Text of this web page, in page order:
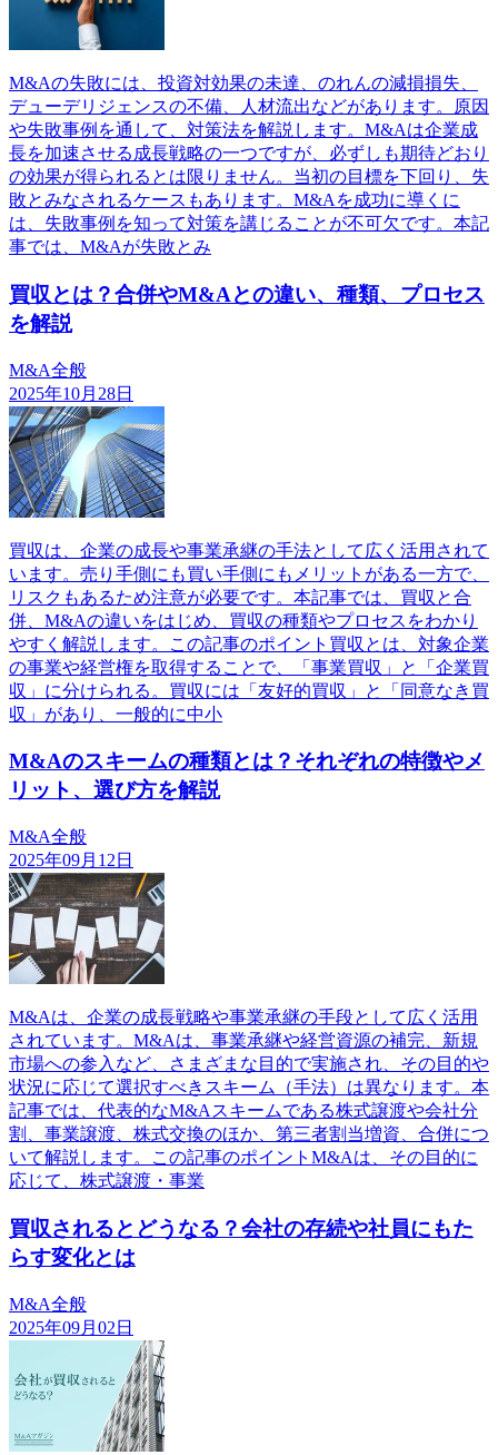
M&Aの失敗には、投資対効果の未達、のれんの減損損失、
デューデリジェンスの不備、人材流出などがあります。原因
や失敗事例を通して、対策法を解説します。M&Aは企業成
長を加速させる成長戦略の一つですが、必ずしも期待どおり
の効果が得られるとは限りません。当初の目標を下回り、失
敗とみなされるケースもあります。M&Aを成功に導くに
は、失敗事例を知って対策を講じることが不可欠です。本記
事では、M&Aが失敗とみ
買収とは？合併やM&Aとの違い、種類、プロセス
を解説
M&A全般
2025年10月28日
買収は、企業の成長や事業承継の手法として広く活用されて
います。売り手側にも買い手側にもメリットがある一方で、
リスクもあるため注意が必要です。本記事では、買収と合
併、M&Aの違いをはじめ、買収の種類やプロセスをわかり
やすく解説します。この記事のポイント買収とは、対象企業
の事業や経営権を取得することで、「事業買収」と「企業買
収」に分けられる。買収には「友好的買収」と「同意なき買
収」があり、一般的に中小
M&Aのスキームの種類とは？それぞれの特徴やメ
リット、選び方を解説
M&A全般
2025年09月12日
M&Aは、企業の成長戦略や事業承継の手段として広く活用
されています。M&Aは、事業承継や経営資源の補完、新規
市場への参入など、さまざまな目的で実施され、その目的や
状況に応じて選択すべきスキーム（手法）は異なります。本
記事では、代表的なM&Aスキームである株式譲渡や会社分
割、事業譲渡、株式交換のほか、第三者割当増資、合併につ
いて解説します。この記事のポイントM&Aは、その目的に
応じて、株式譲渡・事業
買収されるとどうなる？会社の存続や社員にもた
らす変化とは
M&A全般
2025年09月02日